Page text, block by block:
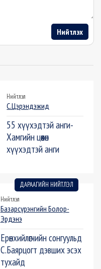
Нийтлэх
Нийтлэл
С.Цэрэндэжид
55 хүүхэдтэй анги-
Хамгийн цөөхөн
хүүхэдтэй анги
ДАРААГИЙН НИЙТЛЭЛ
Нийтлэл
Базарсүрэнгийн Болор-
Эрдэнэ
Ерөнхийлөгчийн сонгуульд
С.Баярцогт дэвших эсэх
тухайд